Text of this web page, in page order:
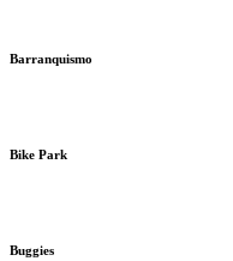
Barranquismo
Bike Park
Buggies